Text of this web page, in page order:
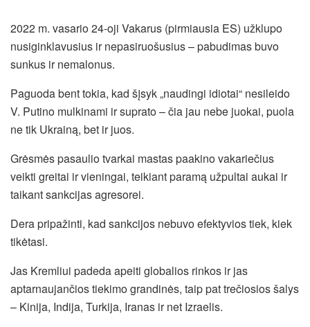
2022 m. vasario 24-oji Vakarus (pirmiausia ES) užklupo
nusiginklavusius ir nepasiruošusius – pabudimas buvo
sunkus ir nemalonus.
Paguoda bent tokia, kad šįsyk „naudingi idiotai“ nesileido
V. Putino mulkinami ir suprato – čia jau nebe juokai, puola
ne tik Ukrainą, bet ir juos.
Grėsmės pasaulio tvarkai mastas paakino vakariečius
veikti greitai ir vieningai, teikiant paramą užpultai aukai ir
taikant sankcijas agresorei.
Dera pripažinti, kad sankcijos nebuvo efektyvios tiek, kiek
tikėtasi.
Jas Kremliui padeda apeiti globalios rinkos ir jas
aptarnaujančios tiekimo grandinės, taip pat trečiosios šalys
– Kinija, Indija, Turkija, Iranas ir net Izraelis.